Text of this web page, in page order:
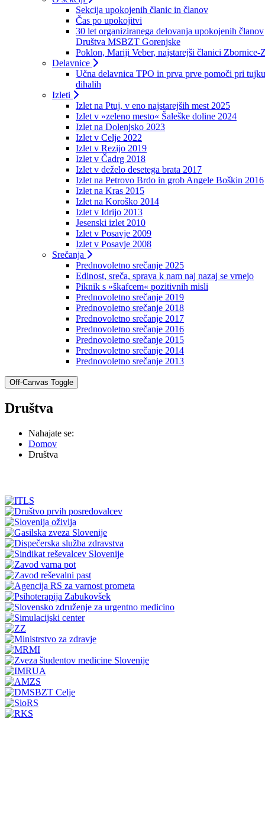
Sekcija upokojenih članic in članov
Čas po upokojitvi
30 let organiziranega delovanja upokojenih članov
Društva MSBZT Gorenjske
Poklon, Mariji Veber, najstarejši članici Zbornice-
Delavnice
Učna delavnica TPO in prva prve pomoči pri
dihalih
Izleti
Izlet na Ptuj, v eno najstarejših mest 2025
Izlet v »zeleno mesto« Šaleške doline 2024
Izlet na Dolenjsko 2023
Izlet v Celje 2022
Izlet v Rezijo 2019
Izlet v Čadrg 2018
Izlet v deželo desetega brata 2017
Izlet na Petrovo Brdo in grob Angele Boškin 2016
Izlet na Kras 2015
Izlet na Koroško 2014
Izlet v Idrijo 2013
Jesenski izlet 2010
Izlet v Posavje 2009
Izlet v Posavje 2008
Srečanja
Prednovoletno srečanje 2025
Edinost, sreča, sprava k nam naj nazaj se vrnejo
Piknik s »škafcem« pozitivnih misli
Prednovoletno srečanje 2019
Prednovoletno srečanje 2018
Prednovoletno srečanje 2017
Prednovoletno srečanje 2016
Prednovoletno srečanje 2015
Prednovoletno srečanje 2014
Prednovoletno srečanje 2013
Off-Canvas Toggle
Društva
Nahajate se:
Domov
Društva